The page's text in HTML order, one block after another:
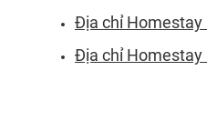
Địa chỉ Homestay
Địa chỉ Homestay